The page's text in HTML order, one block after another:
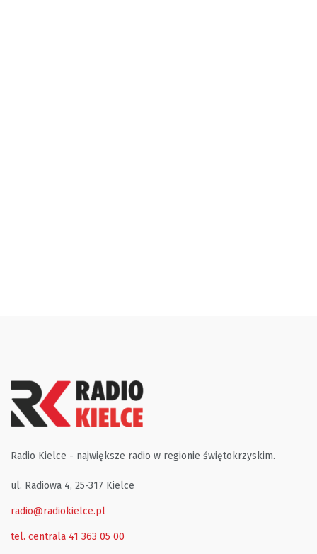
Radio Kielce - największe radio w regionie świętokrzyskim.
ul. Radiowa 4, 25-317 Kielce
radio@radiokielce.pl
tel. centrala 41 363 05 00